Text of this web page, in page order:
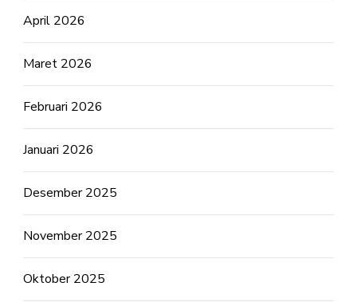
April 2026
Maret 2026
Februari 2026
Januari 2026
Desember 2025
November 2025
Oktober 2025